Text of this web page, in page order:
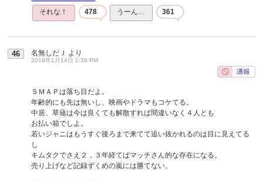
それな！ 478 うーん… 361
46 名無しだＪ より
2016年1月14日 1:36 PM
ＳＭＡＰは落ち目だよ。
年齢的にも先は無いし、映画やドラマもコケてる。
中居、草薙は今は良くても解散すれば間違いなく４人とも
お払い箱でしよ。
若いジャニはもうすぐ後ろまで来てて追い抜かれるのは目に見えてる
し
キムタクでさえ２，３年経てばマッチさん的な存在になる。
売り上げなど記録ずくめの嵐には勝てない。